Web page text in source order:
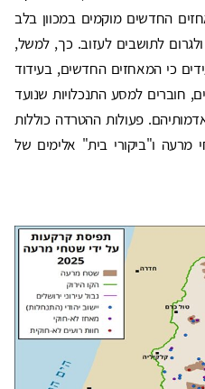
החדשים מוקמים במכוון בלב
לתושבים לעזוב. כך, למשל,
כי המאחזים החדשים, בעידוד
חוברים למסע התנכלויות שנועד
פעולות ההטרדה כוללות
ו"ביקורי בית" אלימים של